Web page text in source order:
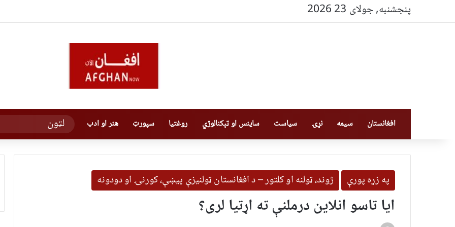
پنجشنبه, جولای 23 2026
افغانستان سیمه نړۍ سیاست ساینس او ټېکنالوژي روغتیا سپورټ هنر او ادب
په زړه پورې ژوند، ټولنه او کلتور – د افغانستان ټولنیزې پیښې، کورنۍ او دودونه
ایا تاسو انلاین درملنې ته اړتیا لری؟